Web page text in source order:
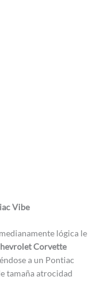
Vibe
lógica le
Corvette
a un Pontiac
tamaña atrocidad